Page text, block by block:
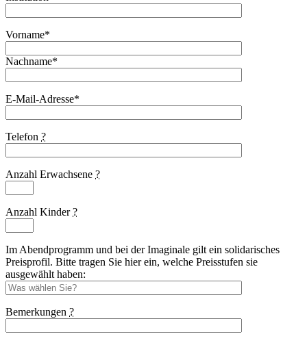
Vorname*
Nachname*
E-Mail-Adresse*
Telefon ?
Anzahl Erwachsene ?
Anzahl Kinder?
Im Abendprogramm und bei der Imaginale gilt ein solidarisches
Preisprofil. Bitte tragen Sie hier ein, welche Preisstufen sie
ausgewählt haben:
Bemerkungen ?